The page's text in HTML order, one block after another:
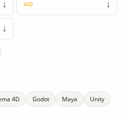
↓ AO ↓
↓
4D Godot Maya
Unity